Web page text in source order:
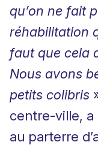
qu’on ne fait
réhabilitation
faut que cela
Nous avons
petits colibris
centre-ville, a
au parterre